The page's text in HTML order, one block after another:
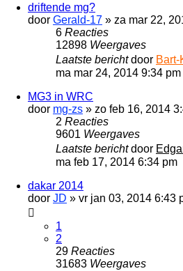
driftende mg?
door Gerald-17 » za mar 22,
6 Reacties
12898 Weergaves
Laatste berichtdoor Bart-
ma mar 24, 2014 9:34 pm
MG3 in WRC
door mg-zs » zo feb 16, 2014
2 Reacties
9601 Weergaves
Laatste berichtdoor
ma feb 17, 2014 6:34 pm
dakar 2014
door JD » vr jan 03, 2014 6:43
1
2
29 Reacties
31683 Weergaves